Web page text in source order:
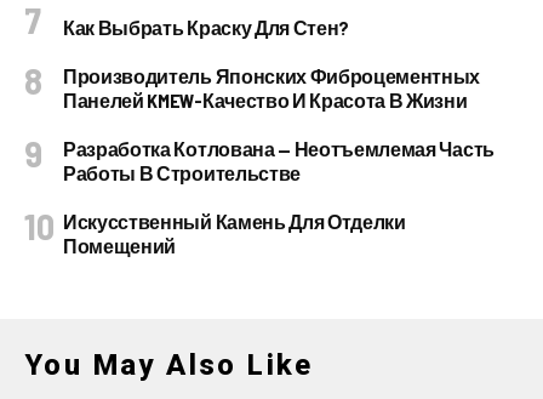
Как Выбрать Краску Для Стен?
Производитель Японских Фиброцементных
Панелей KMEW-Качество И Красота В Жизни
Разработка Котлована — Неотъемлемая Часть
Работы В Строительстве
Искусственный Камень Для Отделки
Помещений
You May Also Like